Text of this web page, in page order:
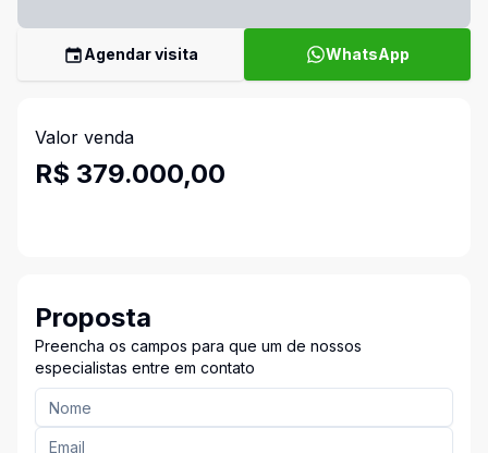
Agendar visita WhatsApp
Valor venda
R$ 379.000,00
Proposta
Preencha os campos para que um de nossos
especialistas entre em contato